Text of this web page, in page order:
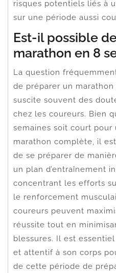
risques potentiels liés à
sur une période aussi
Est-il possible
marathon en 8
La question
de préparer un marathon
suscite souvent des
chez les coureurs. Bien
semaines soit court pour
marathon complète, il
de se préparer de
un plan d’entraînement
concentrant les efforts
le renforcement
coureurs peuvent
réussite tout en
blessures. Il est
et attentif à son corps
de cette période de